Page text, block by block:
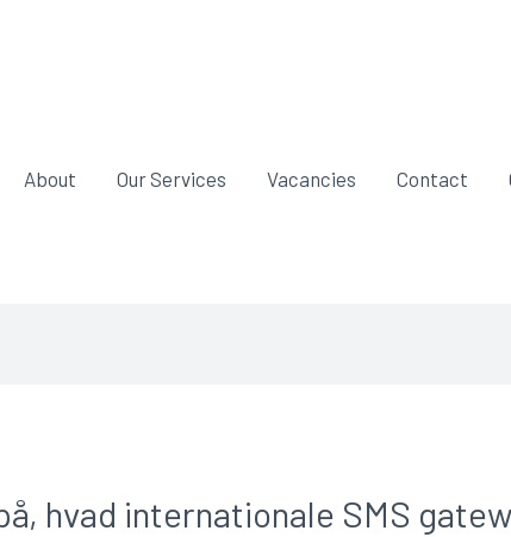
About Our Services Vacancies Contact
hvad internationale SMS